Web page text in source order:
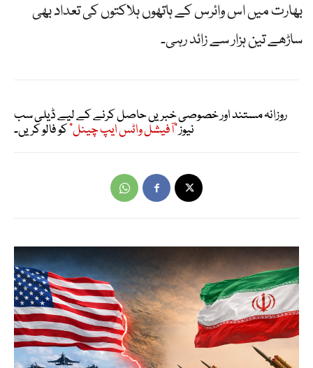
بھارت میں اس وائرس کے ہاتھوں ہلاکتوں کی تعداد بھی
ساڑھے تین ہزار سے زائد رہی۔
روزانہ مستند اور خصوصی خبریں حاصل کرنے کے لیے ڈیلی سب
نیوز"آفیشل واٹس ایپ چینل"کو فالو کریں۔